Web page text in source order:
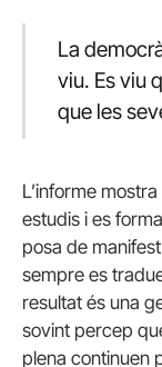
La
viu. Es viu
que les
L’informe
estudis i es
posa de
sempre es
resultat és una
sovint percep
plena continuen